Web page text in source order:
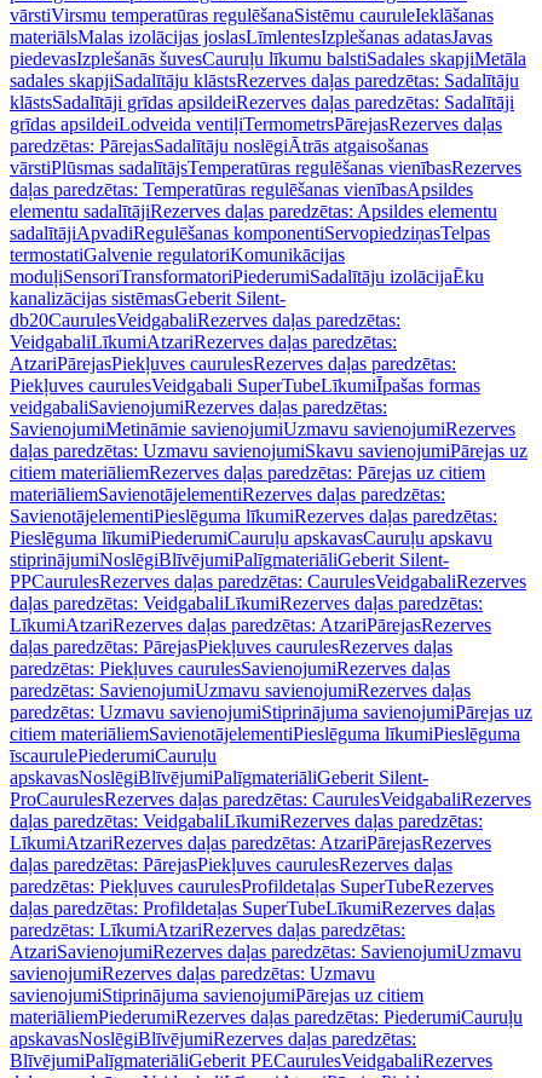
vārstiVirsmu temperatūras regulēšanaSistēmu cauruleIeklāšanas
materiālsMalas izolācijas joslasLīmlentesIzplešanas adatasJavas
piedevasIzplešanās šuvesCauruļu līkumu balstiSadales skapjiMetāla
sadales skapjiSadalītāju klāstsRezerves daļas paredzētas: Sadalītāju
klāstsSadalītāji grīdas apsildeiRezerves daļas paredzētas: Sadalītāji
grīdas apsildeiLodveida ventiļiTermometrsPārejasRezerves daļas
paredzētas: PārejasSadalītāju noslēgiĀtrās atgaisošanas
vārstiPlūsmas sadalītājsTemperatūras regulēšanas vienībasRezerves
daļas paredzētas: Temperatūras regulēšanas vienībasApsildes
elementu sadalītājiRezerves daļas paredzētas: Apsildes elementu
sadalītājiApvadiRegulēšanas komponentiServopiedziņasTelpas
termostatiGalvenie regulatoriKomunikācijas
moduļiSensoriTransformatoriPiederumiSadalītāju izolācijaĒku
kanalizācijas sistēmasGeberit Silent-
db20CaurulesVeidgabaliRezerves daļas paredzētas:
VeidgabaliLīkumiAtzariRezerves daļas paredzētas:
AtzariPārejasPiekļuves caurulesRezerves daļas paredzētas:
Piekļuves caurulesVeidgabali SuperTubeLīkumiĪpašas formas
veidgabaliSavienojumiRezerves daļas paredzētas:
SavienojumiMetināmie savienojumiUzmavu savienojumiRezerves
daļas paredzētas: Uzmavu savienojumiSkavu savienojumiPārejas uz
citiem materiāliemRezerves daļas paredzētas: Pārejas uz citiem
materiāliemSavienotājelementiRezerves daļas paredzētas:
SavienotājelementiPieslēguma līkumiRezerves daļas paredzētas:
Pieslēguma līkumiPiederumiCauruļu apskavasCauruļu apskavu
stiprinājumiNoslēgiBlīvējumiPalīgmateriāliGeberit Silent-
PPCaurulesRezerves daļas paredzētas: CaurulesVeidgabaliRezerves
daļas paredzētas: VeidgabaliLīkumiRezerves daļas paredzētas:
LīkumiAtzariRezerves daļas paredzētas: AtzariPārejasRezerves
daļas paredzētas: PārejasPiekļuves caurulesRezerves daļas
paredzētas: Piekļuves caurulesSavienojumiRezerves daļas
paredzētas: SavienojumiUzmavu savienojumiRezerves daļas
paredzētas: Uzmavu savienojumiStiprinājuma savienojumiPārejas uz
citiem materiāliemSavienotājelementiPieslēguma līkumiPieslēguma
īscaurulePiederumiCauruļu
apskavasNoslēgiBlīvējumiPalīgmateriāliGeberit Silent-
ProCaurulesRezerves daļas paredzētas: CaurulesVeidgabaliRezerves
daļas paredzētas: VeidgabaliLīkumiRezerves daļas paredzētas:
LīkumiAtzariRezerves daļas paredzētas: AtzariPārejasRezerves
daļas paredzētas: PārejasPiekļuves caurulesRezerves daļas
paredzētas: Piekļuves caurulesProfildetaļas SuperTubeRezerves
daļas paredzētas: Profildetaļas SuperTubeLīkumiRezerves daļas
paredzētas: LīkumiAtzariRezerves daļas paredzētas:
AtzariSavienojumiRezerves daļas paredzētas: SavienojumiUzmavu
savienojumiRezerves daļas paredzētas: Uzmavu
savienojumiStiprinājuma savienojumiPārejas uz citiem
materiāliemPiederumiRezerves daļas paredzētas: PiederumiCauruļu
apskavasNoslēgiBlīvējumiRezerves daļas paredzētas:
BlīvējumiPalīgmateriāliGeberit PECaurulesVeidgabaliRezerves